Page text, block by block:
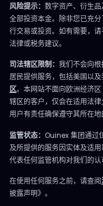
风险提示： 数字资产、衍生
全部投资本金。除非您已充
行交易或投资。如有需要，
法律或税务建议。
司法辖区限制： 我们不会向
居民提供服务，包括美国以
区。本网站不面向欧洲经济
辖区的客户，仅会在适用法
用户有责任确保遵守其所在地
监管状态： Ouinex 集团通过
及所提供的服务因实体及适
代表任何监管机构对我们的认
在使用任何服务之前，请查阅
披露声明》。